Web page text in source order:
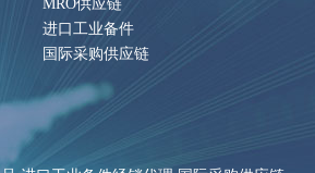
MRO供应链
进口工业备件
国际采购供应链